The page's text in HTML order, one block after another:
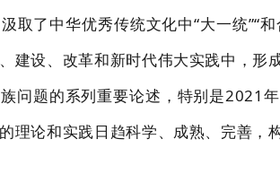
汲取了中华优秀传统文化中“大一统”“
建设、改革和新时代伟大实践中，形
问题的系列重要论述，特别是2021
理论和实践日趋科学、成熟、完善，